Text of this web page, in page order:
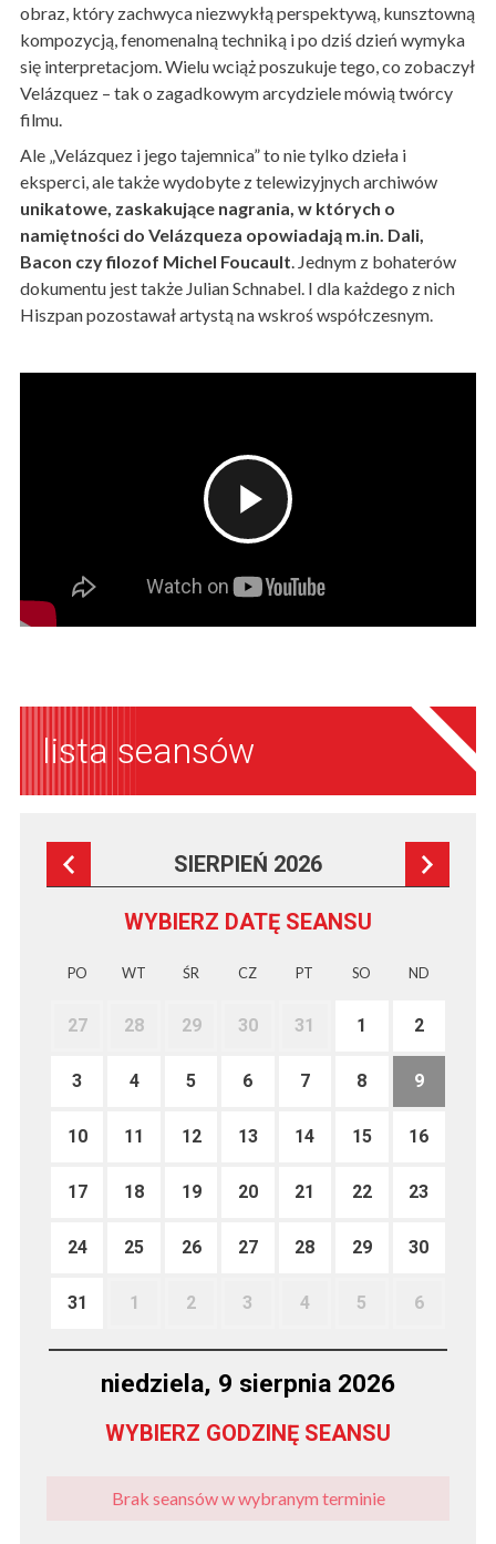
obraz, który zachwyca niezwykłą perspektywą, kunsztowną
kompozycją, fenomenalną techniką i po dziś dzień wymyka
się interpretacjom. Wielu wciąż poszukuje tego, co zobaczył
Velázquez – tak o zagadkowym arcydziele mówią twórcy
filmu.
Ale „Velázquez i jego tajemnica” to nie tylko dzieła i
eksperci, ale także wydobyte z telewizyjnych archiwów
unikatowe, zaskakujące nagrania, w których o
namiętności do Velázqueza opowiadają m.in. Dali,
Bacon czy filozof Michel Foucault . Jednym z bohaterów
dokumentu jest także Julian Schnabel. I dla każdego z nich
Hiszpan pozostawał artystą na wskroś współczesnym.
lista seansów
SIERPIEŃ 2026
WYBIERZ DATĘ SEANSU
PO WT ŚR CZ PT SO ND
27 28 29 30 31 1 2
3 4 5 6 7 8 9
10 11 12 13 14 15 16
17 18 19 20 21 22 23
24 25 26 27 28 29 30
31 1 2 3 4 5 6
niedziela, 9 sierpnia 2026
WYBIERZ GODZINĘ SEANSU
Brak seansów w wybranym terminie